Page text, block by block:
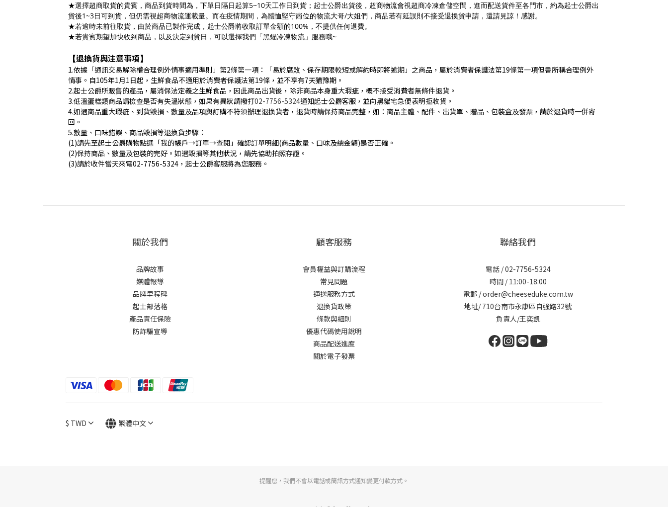
★選擇超商取貨的貴賓，商品到貨時間為，下單日隔日起算5~10天工作日到貨；起士公爵出貨後，超商物流會視超商冷凍倉儲空間，進而配送貨件至各門市，約為起士公爵出
貨後1~3日可到貨，但仍需視超商物流運載量。而在疫情期間，為體恤堅守崗位的物流大哥/大姐們，商品若有延誤則不接受退換貨申請，還請見諒！感謝。
★若逾時未前往取貨，由於商品已製作完成，起士公爵將收取訂單金額的100%，不提供任何退費。
★若貴賓期望加快收到商品，以及決定到貨日，可以選擇我們「黑貓冷凍物流」服務哦~
【退換貨與注意事項】
1.依據「通訊交易解除權合理例外情事適用準則」第2條第一項：「易於腐敗、保存期限較短或解約時即將逾期」之商品，屬於消費者保護法第19條第一項但書所稱合理例外
情事。自105年1月1日起，生鮮食品不適用於消費者保護法第19條，並不享有7天猶豫期。
2.起士公爵所販售的產品，屬消保法定義之生鮮食品，因此商品出貨後，除非商品本身重大瑕疵，概不接受消費者無條件退貨。
3.低溫蛋糕類商品請檢查是否有失溫狀態，如果有異狀請撥打02-7756-5324通知起士公爵客服，並向黑貓宅急便表明拒收貨。
4.如遇商品重大瑕疵、到貨毀損、數量及品項與訂購不符須辦理退換貨者，退貨時請保持商品完整，如：商品主體、配件、出貨單、贈品、包裝盒及發票，請於退貨時一併寄
回。
5.數量、口味錯誤、商品毀損等退換貨步驟：
(1)請先至起士公爵購物點選「我的帳戶→訂單→查閱」確認訂單明細(商品數量、口味及總金額)是否正確。
(2)保持商品、數量及包裝的完好。如遇毀損等其他狀況，請先協助拍照存證。
(3)請於收件當天來電02-7756-5324，起士公爵客服將為您服務。
關於我們
品牌故事
媒體報導
品牌里程碑
起士部落格
產品責任保險
防詐騙宣導
顧客服務
會員權益與訂購流程
常見問題
運送服務方式
退換貨政策
條款與細則
優惠代碼使用說明
商品配送進度
關於電子發票
聯絡我們
電話 / 02-7756-5324
時間 / 11:00-18:00
電郵 / order@cheeseduke.com.tw
地址/ 710台南市永康區自強路32號
負責人/王奕凱
$ TWD 繁體中文
提醒您，我們不會以電話或簡訊方式通知變更付款方式。